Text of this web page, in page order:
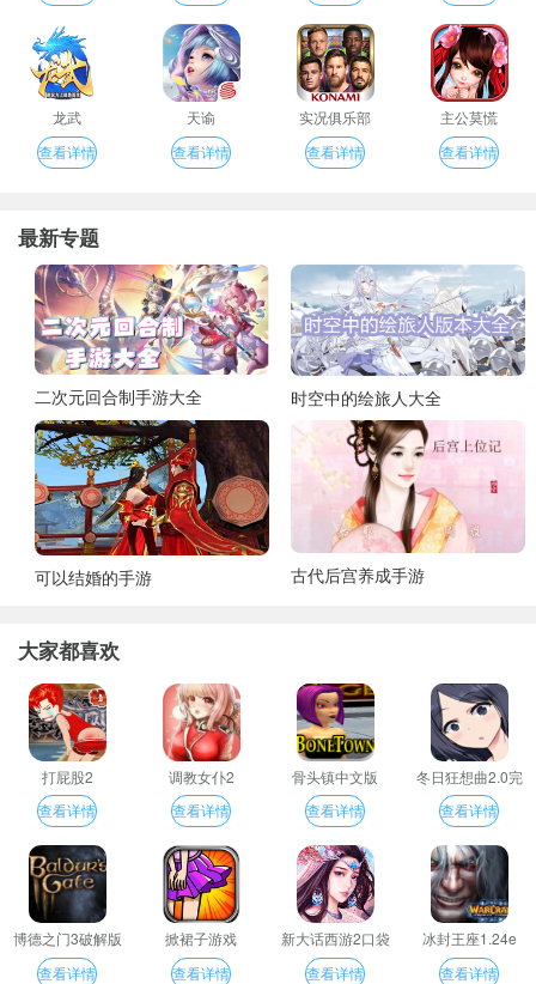
龙武
查看详情
天谕
查看详情
实况俱乐部
查看详情
主公莫慌
查看详情
最新专题
二次元回合制手游大全 时空中的绘旅人大全
可以结婚的手游 古代后宫养成手游
大家都喜欢
打屁股2
查看详情
调教女仆2
查看详情
骨头镇中文版
查看详情
冬日狂想曲2.0完
整汉化版
查看详情
博德之门3破解版
查看详情
掀裙子游戏
查看详情
新大话西游2口袋
版
查看详情
冰封王座1.24e
查看详情